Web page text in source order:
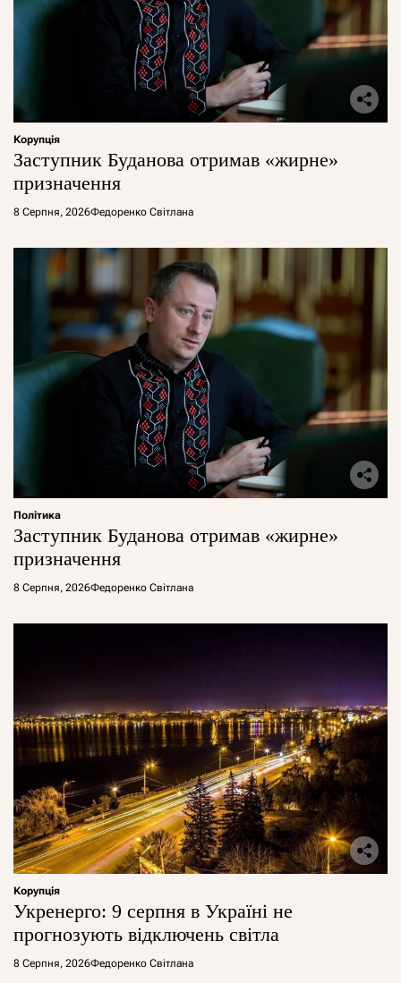
Корупція
Заступник Буданова отримав «жирне»
призначення
8 Серпня, 2026Федоренко Світлана
Політика
Заступник Буданова отримав «жирне»
призначення
8 Серпня, 2026Федоренко Світлана
Корупція
Укренерго: 9 серпня в Україні не
прогнозують відключень світла
8 Серпня, 2026Федоренко Світлана